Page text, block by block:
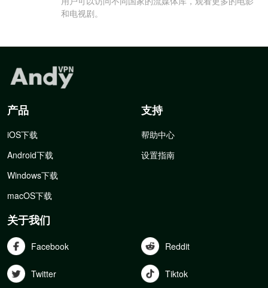
和电视剧。
产品
iOS下载
Android下载
Windows下载
macOS下载
支持
帮助中心
设置指南
关于我们
Facebook Reddit
Twitter Tiktok